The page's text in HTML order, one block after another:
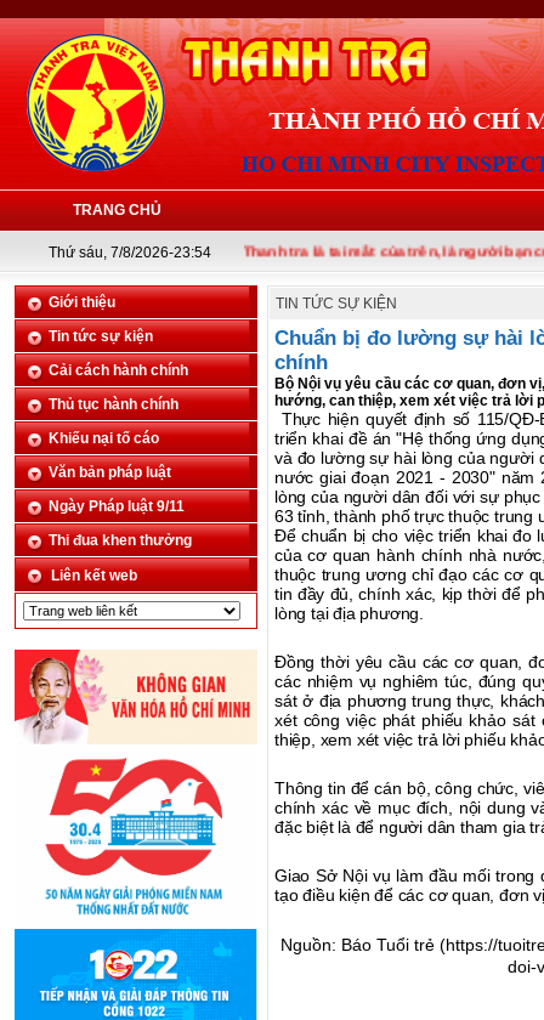
TRANG CHỦ
Thứ sáu, 7/8/2026-23:54Thanh tra là tai mắt của trên, là người bạn của
Giới thiệu
Tin tức sự kiện
Cải cách hành chính
Thủ tục hành chính
Khiếu nại tố cáo
Văn bản pháp luật
Ngày Pháp luật 9/11
Thi đua khen thưởng
Liên kết web
TIN TỨC SỰ KIỆN
Chuẩn bị đo lường sự hài
chính
Bộ Nội vụ yêu cầu các cơ quan, đơn
hướng, can thiệp, xem xét việc trả lời
Thực hiện quyết định số 115/
triển khai đề án "Hệ thống ứng
và đo lường sự hài lòng của người
nước giai đoạn 2021 - 2030"
lòng của người dân đối với sự
63 tỉnh, thành phố trực thuộc trung
Để chuẩn bị cho việc triển khai đo
của cơ quan hành chính nhà
thuộc trung ương chỉ đạo các cơ
tin đầy đủ, chính xác, kịp thời để
lòng tại địa phương.
Đồng thời yêu cầu các cơ quan,
các nhiệm vụ nghiêm túc, đúng
sát ở địa phương trung thực,
xét công việc phát phiếu khảo
thiệp, xem xét việc trả lời phiếu
Thông tin để cán bộ, công chức,
chính xác về mục đích, nội dung
đặc biệt là để người dân tham gia
Giao Sở Nội vụ làm đầu mối
tạo điều kiện để các cơ quan, đơn
Nguồn: Báo Tuổi trẻ (https://
doi-